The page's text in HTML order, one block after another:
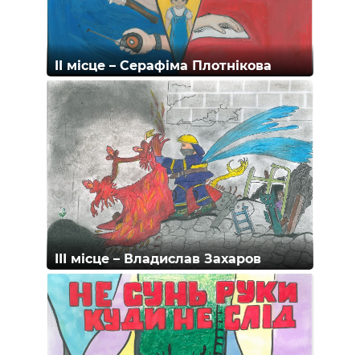
II місце – Серафіма Плотнікова
ІІІ місце – Владислав Захаров